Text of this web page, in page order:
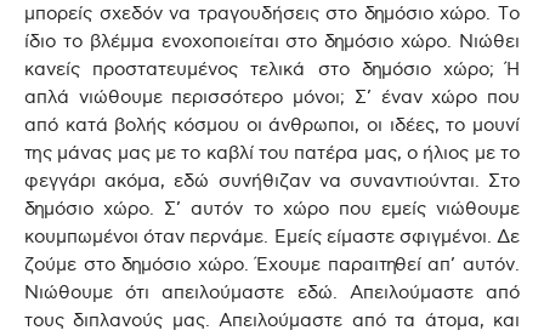
μπορείς σχεδόν να τραγουδήσεις στο δημόσιο χώρο. Το
ίδιο το βλέμμα ενοχοποιείται στο δημόσιο χώρο. Νιώθει
κανείς προστατευμένος τελικά στο δημόσιο χώρο; Ή
απλά νιώθουμε περισσότερο μόνοι; Σ’ έναν χώρο που
από κατά βολής κόσμου οι άνθρωποι, οι ιδέες, το μουνί
της μάνας μας με το καβλί του πατέρα μας, ο ήλιος με το
φεγγάρι ακόμα, εδώ συνήθιζαν να συναντιούνται. Στο
δημόσιο χώρο. Σ’ αυτόν το χώρο που εμείς νιώθουμε
κουμπωμένοι όταν περνάμε. Εμείς είμαστε σφιγμένοι. Δε
ζούμε στο δημόσιο χώρο. Έχουμε παραιτηθεί απ’ αυτόν.
Νιώθουμε ότι απειλούμαστε εδώ. Απειλούμαστε από
τους διπλανούς μας. Απειλούμαστε από τα άτομα, και